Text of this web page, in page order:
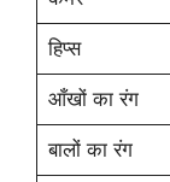
हिप्स
आँखों का रंग
बालों का रंग